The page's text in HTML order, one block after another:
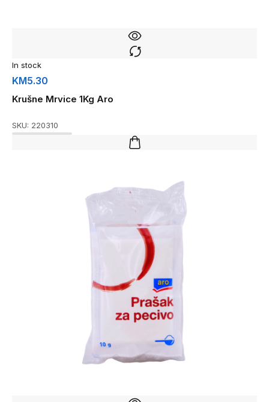
In stock
KM5.30
Krušne Mrvice 1Kg Aro
SKU: 220310